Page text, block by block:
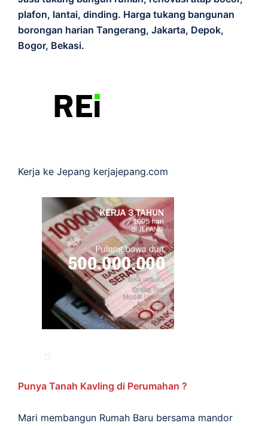
plafon, lantai, dinding. Harga tukang bangunan
borongan harian Tangerang, Jakarta, Depok,
Bogor, Bekasi.
Kerja ke Jepang kerjajepang.com
Punya Tanah Kavling di Perumahan ?
Mari membangun Rumah Baru bersama mandor